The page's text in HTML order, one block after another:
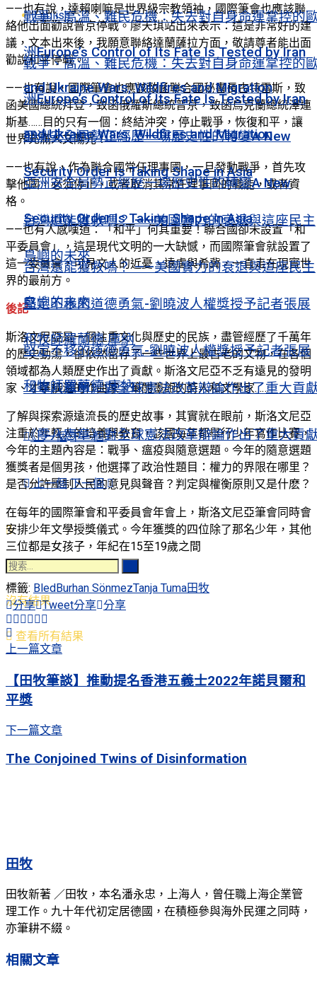
戰爭、高溫、難民危機：失去對自身命運掌控的
洲Europe’s Control of Its Fate Is Tested by Iran
and Ukraine Wars, Wildfires and Migration
亞洲安全局勢正經歷一場歷史性的轉變A New
Security Order Is Taking Shape in Asia
台灣還能獲救嗎？ ——美國實力的衰退與這座民主
島嶼的未來
堅定不移的道德勇氣-劉曉波人權獎授予記者張展
和牧師羅蘭德·庫納
《零八憲章》對全球憲法改革辯論作出了重大貢
上一個 下一個
English
戰爭、高溫、難民危機：失去對自身命運掌控的
洲Europe’s Control of Its Fate Is Tested by Iran
and Ukraine Wars, Wildfires and Migration
亞洲安全局勢正經歷一場歷史性的轉變A New
Security Order Is Taking Shape in Asia
台灣還能獲救嗎？ ——美國實力的衰退與這座民主
島嶼的未來
堅定不移的道德勇氣-劉曉波人權獎授予記者張展
和牧師羅蘭德·庫納
《零八憲章》對全球憲法改革辯論作出了重大貢
上一個 下一個
沒有結果
查看所有結果
——也有說，達賴喇嘛是世界級宗教領袖，國際筆會也應該聯
絡他出面勸說普京停戰。廖天琪站出來表示：這是非常好的建
議，文本出來後，我願意聯絡達蘭薩拉方面，敬請尊者能出面
勸說和平停戰。
——也有說，國際筆會也應該致函聯合國秘書長古特雷斯，致
函美國總統拜登，致函俄羅斯總統普京，致函烏克蘭總統澤連
斯基……目的只有一個：終結沖突，停止戰爭，恢復和平，讓
世界充滿人文陽光！
——也有說，作為聯合國常任理事國，一旦發動戰爭，首先攻
擊他國，必須停止、或者取消其常任理事國的職能，或者資
格。
——也有人感嘆道：「和平」何其重要！聯合國卻未設置「和
平委員會」，這是現代文明的一大缺憾，而國際筆會就設置了
這一委員會，可見文人的近憂、遠慮與希冀，一直走在現實世
界的最前方。
後記
斯洛文尼亞是一個注重文化與歷史的民族，盡管經歷了千萬年
的歷史動蕩，卻依然留存了一些世界上最古老的文物，在各個
領域都為人類歷史作出了貢獻。斯洛文尼亞不乏有遠見的發明
家、才華橫溢的作曲家、筆酣墨飽的詩人和文學家……
了解與探索源遠流長的歷史故事，其實就在眼前，斯洛文尼亞
注重於年輕人的培養與教育，該國每年都舉行少年寫作比賽，
今年的主題內容是：戰爭、瘟疫與隨意選題。今年的隨意選題
獲獎者是個男孩，他選擇了政治性題目：權力的界限在哪里？
是否允許壓制人民的意見與聲音？判定與權衡原則又是什麽？
在每年的國際筆會和平委員會年會上，斯洛文尼亞筆會同時會
安排少年文學授獎儀式。今年獲獎的四位除了那名少年，其他
三位都是女孩子，年紀在15至19歲之間
標籤: BledBurhan SönmezTanja Tuma田牧
分享 Tweet分享 分享
上一篇文章
【田牧筆談】推動提名香港五義士2022年諾貝爾和
平獎
下一篇文章
The Conjoined Twins of Disinformation
田牧
田牧新著 ／田牧，本名潘永忠，上海人，曾任職上海企業管
理工作。九十年代初定居德國，在積極參與海外民運之同時，
亦筆耕不綴。
相關文章